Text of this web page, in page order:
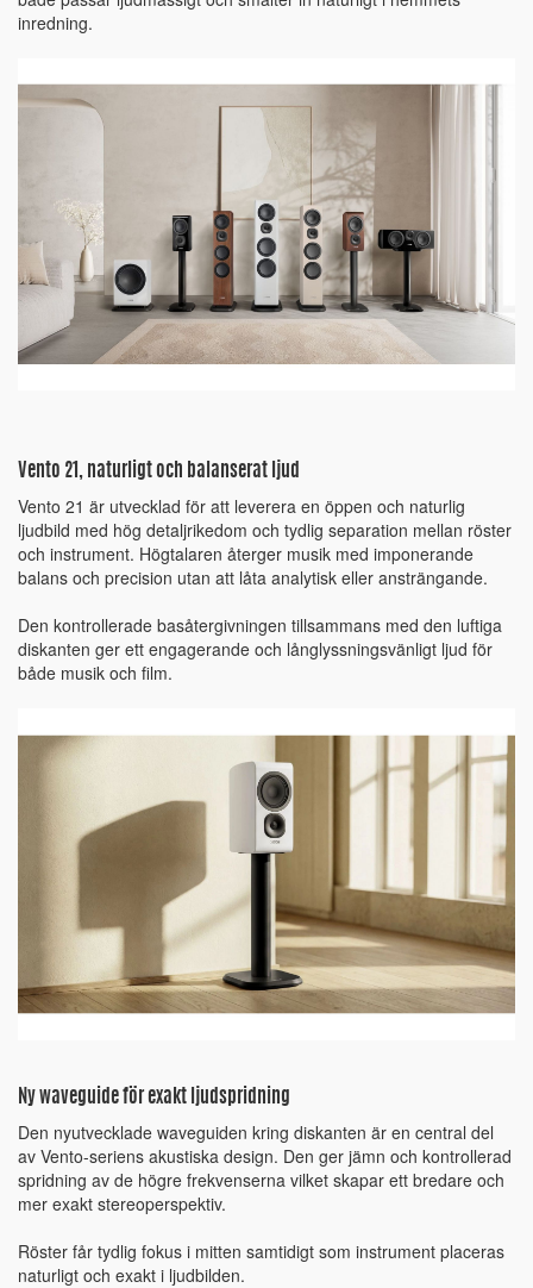
inredning.
Vento 21, naturligt och balanserat ljud
Vento 21 är utvecklad för att leverera en öppen och naturlig
ljudbild med hög detaljrikedom och tydlig separation mellan röster
och instrument. Högtalaren återger musik med imponerande
balans och precision utan att låta analytisk eller ansträngande.
Den kontrollerade basåtergivningen tillsammans med den luftiga
diskanten ger ett engagerande och långlyssningsvänligt ljud för
både musik och film.
Ny waveguide för exakt ljudspridning
Den nyutvecklade waveguiden kring diskanten är en central del
av Vento-seriens akustiska design. Den ger jämn och kontrollerad
spridning av de högre frekvenserna vilket skapar ett bredare och
mer exakt stereoperspektiv.
Röster får tydlig fokus i mitten samtidigt som instrument placeras
naturligt och exakt i ljudbilden.